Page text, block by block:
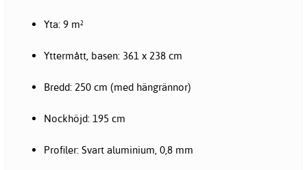
Yta: 9 m²
Yttermått, basen: 361 x 238 cm
Bredd: 250 cm (med hängrännor)
Nockhöjd: 195 cm
Profiler: Svart aluminium, 0,8 mm